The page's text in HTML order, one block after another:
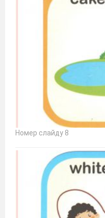
Номер слайду 8